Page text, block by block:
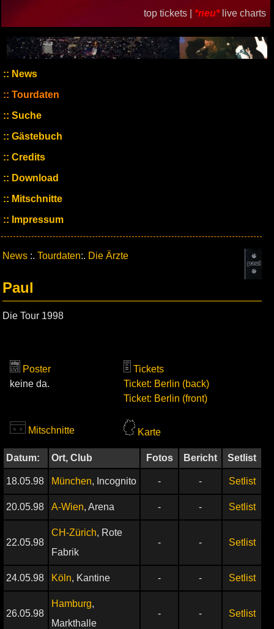
top tickets | *neu* live charts
News
Tourdaten
Suche
Gästebuch
Credits
Download
Mitschnitte
Impressum
News :. Tourdaten:. Die Ärzte
Paul
Die Tour 1998
Poster
keine da.
Tickets
Ticket: Berlin (back)
Ticket: Berlin (front)
Mitschnitte Karte
Datum: Ort, Club Fotos Bericht Setlist
18.05.98 München, Incognito - - Setlist
20.05.98 A-Wien, Arena - - Setlist
22.05.98
CH-Zürich, Rote
Fabrik
- - Setlist
24.05.98 Köln, Kantine - - Setlist
26.05.98
Hamburg,
Markthalle
- - Setlist